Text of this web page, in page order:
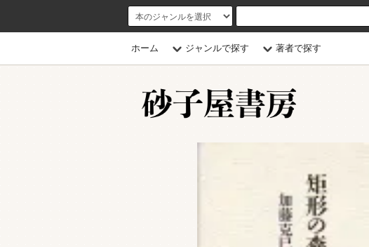
ホーム ジャンルで探す 著者で探す